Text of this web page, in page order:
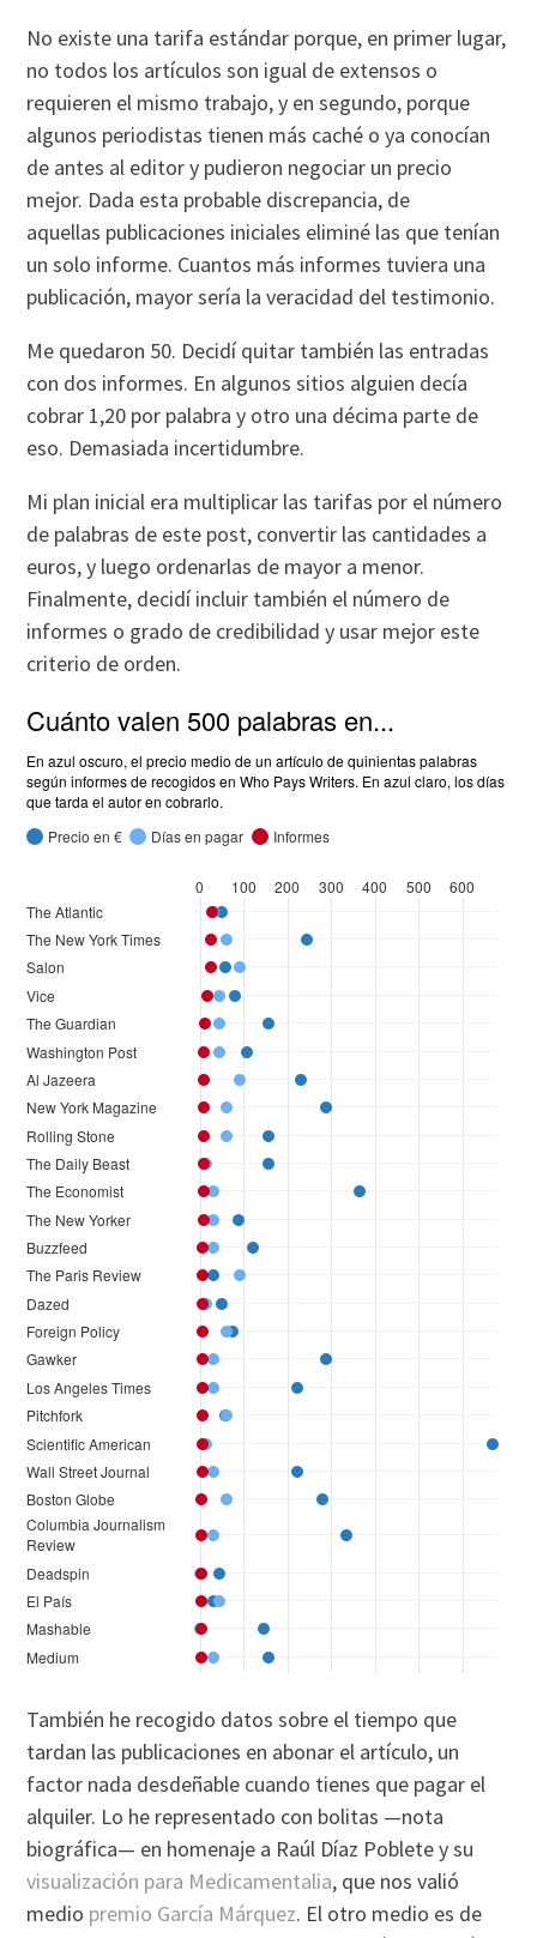
No existe una tarifa estándar porque, en primer lugar,
no todos los artículos son igual de extensos o
requieren el mismo trabajo, y en segundo, porque
algunos periodistas tienen más caché o ya conocían
de antes al editor y pudieron negociar un precio
mejor. Dada esta probable discrepancia, de
aquellas publicaciones iniciales eliminé las que tenían
un solo informe. Cuantos más informes tuviera una
publicación, mayor sería la veracidad del testimonio.
Me quedaron 50. Decidí quitar también las entradas
con dos informes. En algunos sitios alguien decía
cobrar 1,20 por palabra y otro una décima parte de
eso. Demasiada incertidumbre.
Mi plan inicial era multiplicar las tarifas por el número
de palabras de este post, convertir las cantidades a
euros, y luego ordenarlas de mayor a menor.
Finalmente, decidí incluir también el número de
informes o grado de credibilidad y usar mejor este
criterio de orden.
También he recogido datos sobre el tiempo que
tardan las publicaciones en abonar el artículo, un
factor nada desdeñable cuando tienes que pagar el
alquiler. Lo he representado con bolitas —nota
biográfica— en homenaje a Raúl Díaz Poblete y su
visualización para Medicamentalia, que nos valió
medio premio García Márquez. El otro medio es de